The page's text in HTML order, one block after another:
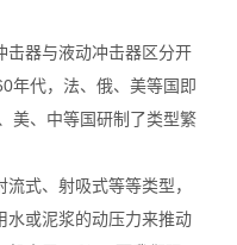
击器与液动冲击器区分开
年代，法、俄、美等国即
美、中等国研制了类型繁
式、射吸式等等类型，
水或泥浆的动压力来推动